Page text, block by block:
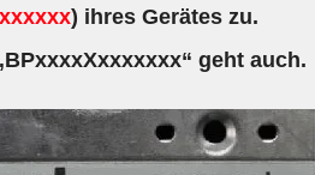
) ihres Gerätes zu.
geht auch.